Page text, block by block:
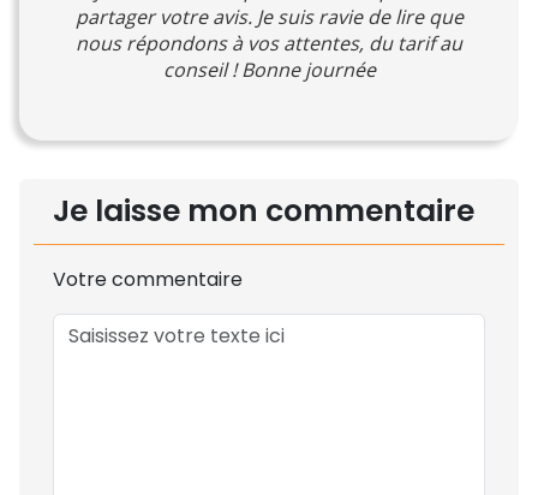
partager votre avis. Je suis ravie de lire que
nous répondons à vos attentes, du tarif au
conseil ! Bonne journée
Je laisse mon commentaire
Votre commentaire